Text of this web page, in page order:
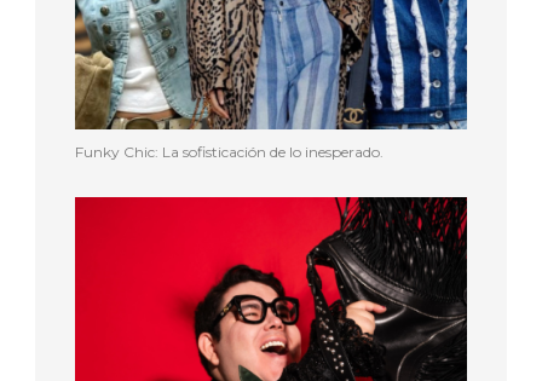
Funky Chic: La sofisticación de lo inesperado.